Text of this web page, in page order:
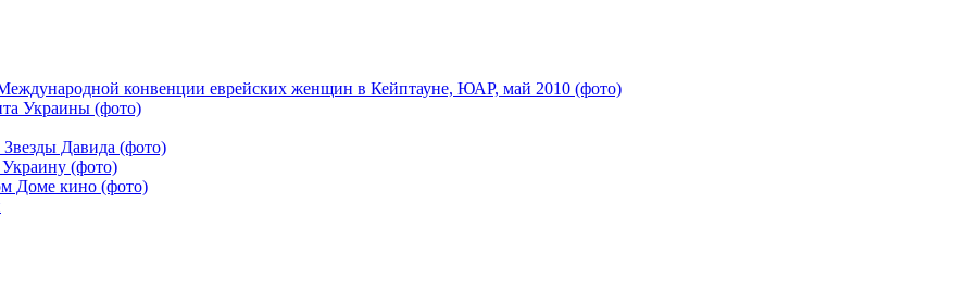
конвенции еврейских женщин в Кейптауне, ЮАР, май 2010 (фото)
Украины (фото)
Давида (фото)
(фото)
Доме кино (фото)